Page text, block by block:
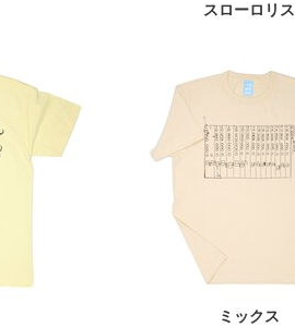
スローロリス
ミックス